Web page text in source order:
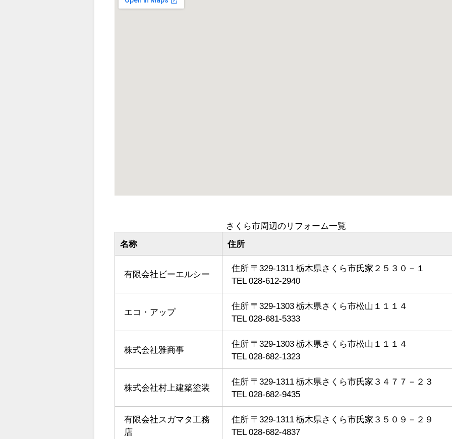
さくら市周辺のリフォーム一覧
名称 住所
有限会社ビーエルシー
住所 〒329-1311 栃木県さくら市氏家２５３０－１
TEL 028-612-2940
エコ・アップ
住所 〒329-1303 栃木県さくら市松山１１１４
TEL 028-681-5333
株式会社雅商事
住所 〒329-1303 栃木県さくら市松山１１１４
TEL 028-682-1323
株式会社村上建築塗装
住所 〒329-1311 栃木県さくら市氏家３４７７－２３
TEL 028-682-9435
有限会社スガマタ工務
店
住所 〒329-1311 栃木県さくら市氏家３５０９－２９
TEL 028-682-4837